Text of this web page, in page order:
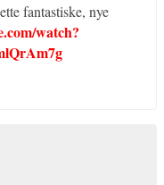
fantastiske, nye
watch?